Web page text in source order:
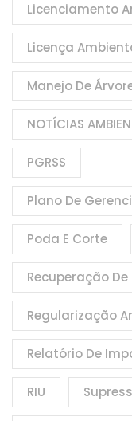
Licenciamento
Licença
Manejo De
NOTÍCIAS
PGRSS
Plano De
Poda E Corte
Recuperação
Regularização
Relatório De
RIU